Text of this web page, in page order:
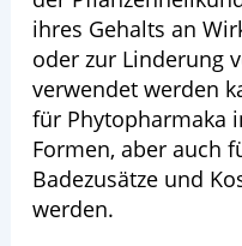
ihres Gehalts an
oder zur Linderung
verwendet werden
für Phytopharmaka
Formen, aber auch
Badezusätze und
werden.